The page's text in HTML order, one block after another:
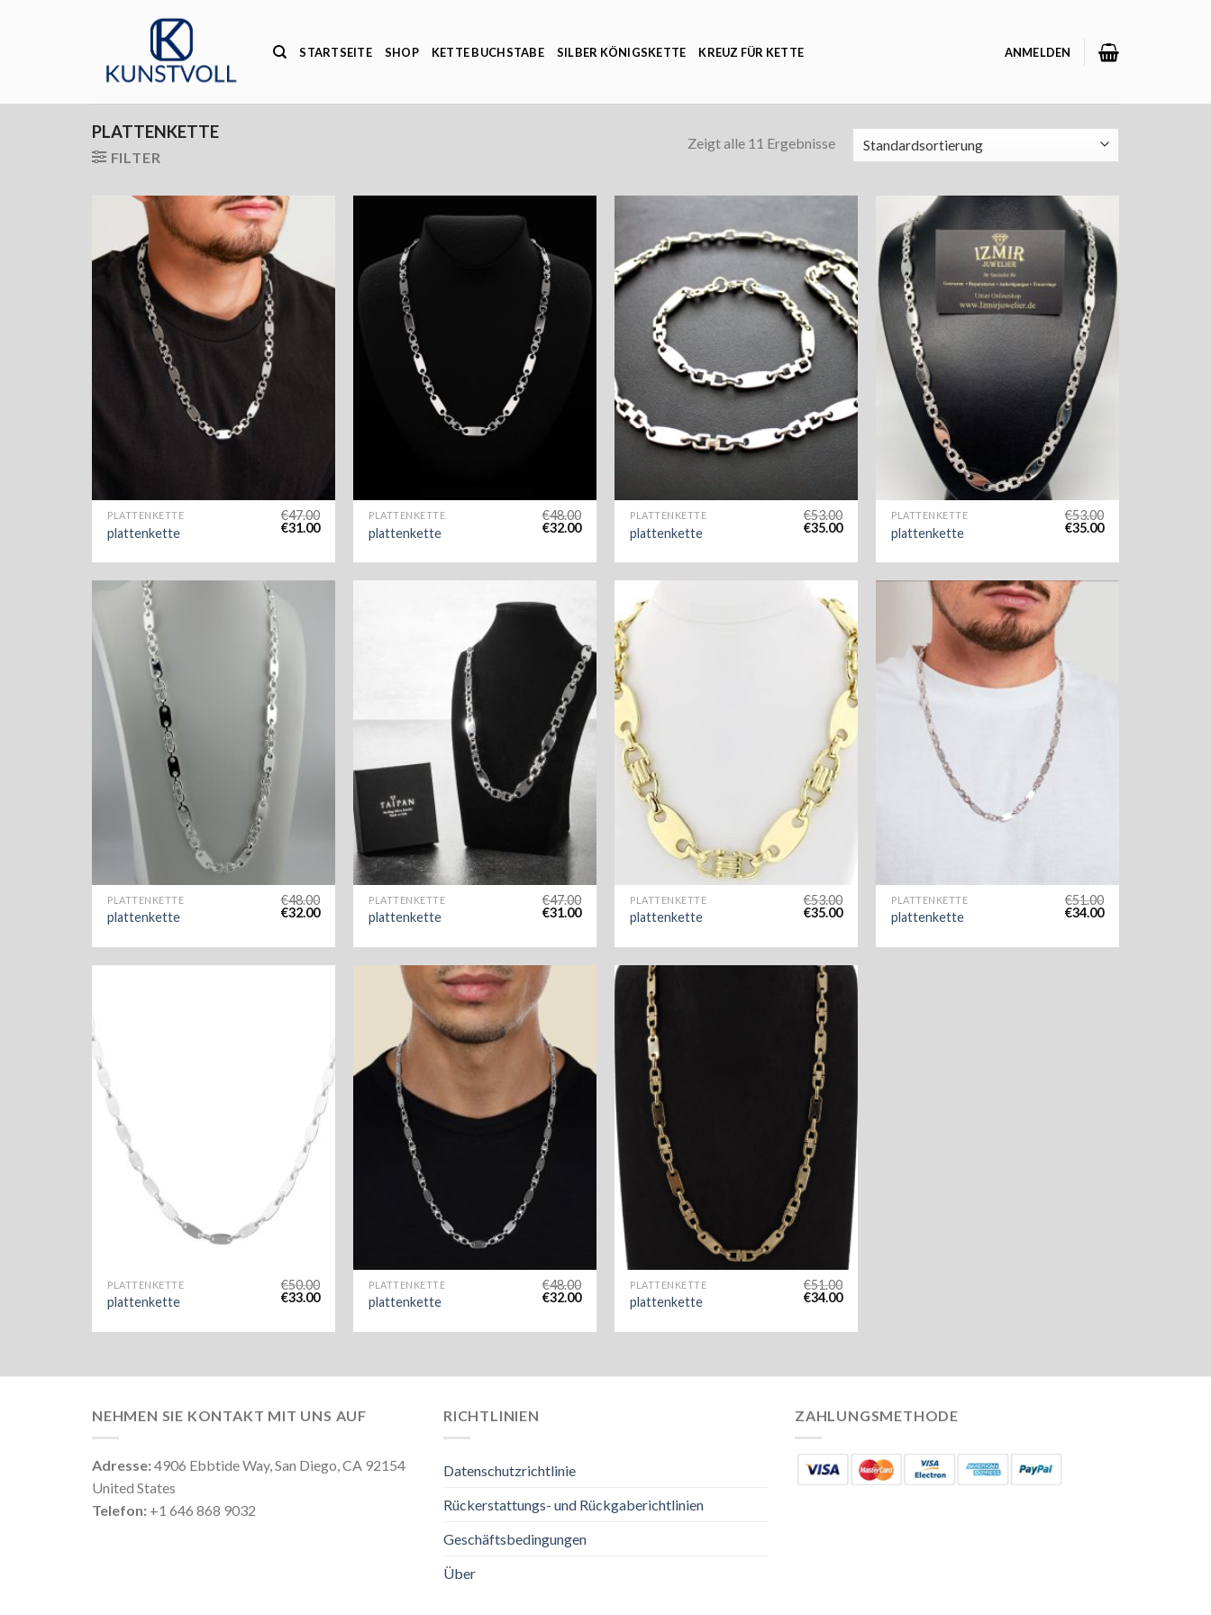
STARTSEITE SHOP KETTE BUCHSTABE SILBER KÖNIGSKETTE KREUZ FÜR KETTE ANMELDEN
PLATTENKETTE
FILTER
Zeigt alle 11 Ergebnisse
PLATTENKETTE
plattenkette
€47.00
€31.00
PLATTENKETTE
plattenkette
€48.00
€32.00
PLATTENKETTE
plattenkette
€53.00
€35.00
PLATTENKETTE
plattenkette
€53.00
€35.00
PLATTENKETTE
plattenkette
€48.00
€32.00
PLATTENKETTE
plattenkette
€47.00
€31.00
PLATTENKETTE
plattenkette
€53.00
€35.00
PLATTENKETTE
plattenkette
€51.00
€34.00
PLATTENKETTE
plattenkette
€50.00
€33.00
PLATTENKETTE
plattenkette
€48.00
€32.00
PLATTENKETTE
plattenkette
€51.00
€34.00
NEHMEN SIE KONTAKT MIT UNS AUF
Adresse:4906 Ebbtide Way, San Diego, CA 92154
United States
Telefon: +1 646 868 9032
RICHTLINIEN
Datenschutzrichtlinie
Rückerstattungs- und Rückgaberichtlinien
Geschäftsbedingungen
Über
ZAHLUNGSMETHODE